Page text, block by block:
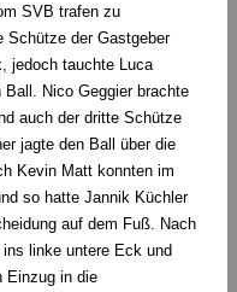
SVB trafen zu
Schütze der Gastgeber
jedoch tauchte Luca
Nico Geggier brachte
auch der dritte Schütze
jagte den Ball über die
Kevin Matt konnten im
so hatte Jannik Küchler
auf dem Fuß. Nach
linke untere Eck und
Einzug in die